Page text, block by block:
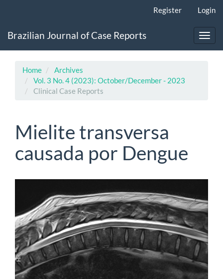
Content
Register Login
Brazilian Journal of Case Reports
Home
Archives
Vol. 3 No. 4 (2023): October/December - 2023
Clinical Case Reports
Mielite transversa
causada por Dengue
Sidebar